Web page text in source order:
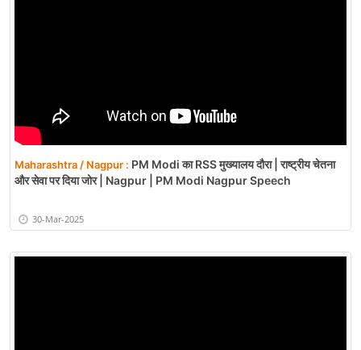
Maharashtra / Nagpur : PM Modi का RSS मुख्यालय दौरा | राष्ट्रीय चेतना
और सेवा पर दिया जोर | Nagpur | PM Modi Nagpur Speech
30-Mar-2025